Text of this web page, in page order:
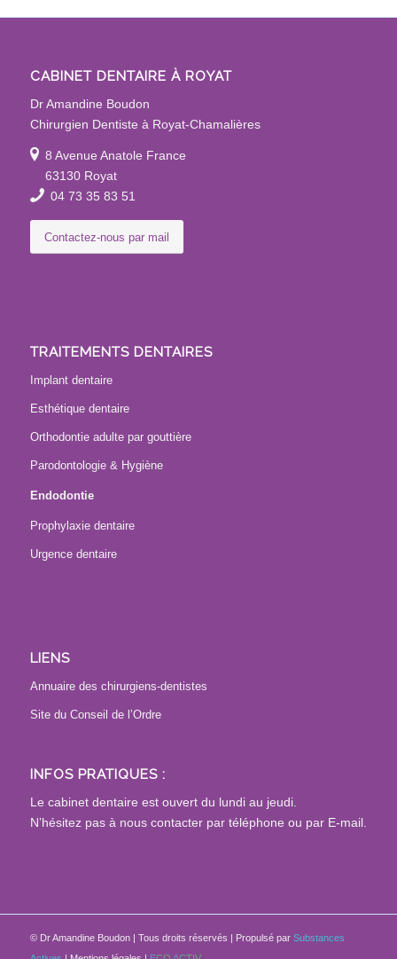
CABINET DENTAIRE À ROYAT
Dr Amandine Boudon
Chirurgien Dentiste à Royat-Chamalières
8 Avenue Anatole France
63130 Royat
04 73 35 83 51
Contactez-nous par mail
TRAITEMENTS DENTAIRES
Implant dentaire
Esthétique dentaire
Orthodontie adulte par gouttière
Parodontologie & Hygiène
Endodontie
Prophylaxie dentaire
Urgence dentaire
LIENS
Annuaire des chirurgiens-dentistes
Site du Conseil de l’Ordre
INFOS PRATIQUES :
Le cabinet dentaire est ouvert du lundi au jeudi.
N’hésitez pas à nous contacter par téléphone ou par E-mail.
© Dr Amandine Boudon| Tous droits réservés | Propulsé par Substances